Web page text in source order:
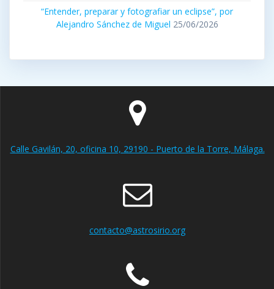
“Entender, preparar y fotografiar un eclipse”, por
Alejandro Sánchez de Miguel 25/06/2026
Calle Gavilán, 20, oficina 10, 29190 - Puerto de la Torre, Málaga.
contacto@astrosirio.org